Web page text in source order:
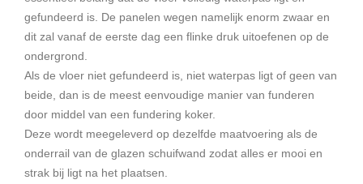
gefundeerd is. De panelen wegen namelijk enorm zwaar en
dit zal vanaf de eerste dag een flinke druk uitoefenen op de
ondergrond.
Als de vloer niet gefundeerd is, niet waterpas ligt of geen van
beide, dan is de meest eenvoudige manier van funderen
door middel van een fundering koker.
Deze wordt meegeleverd op dezelfde maatvoering als de
onderrail van de glazen schuifwand zodat alles er mooi en
strak bij ligt na het plaatsen.